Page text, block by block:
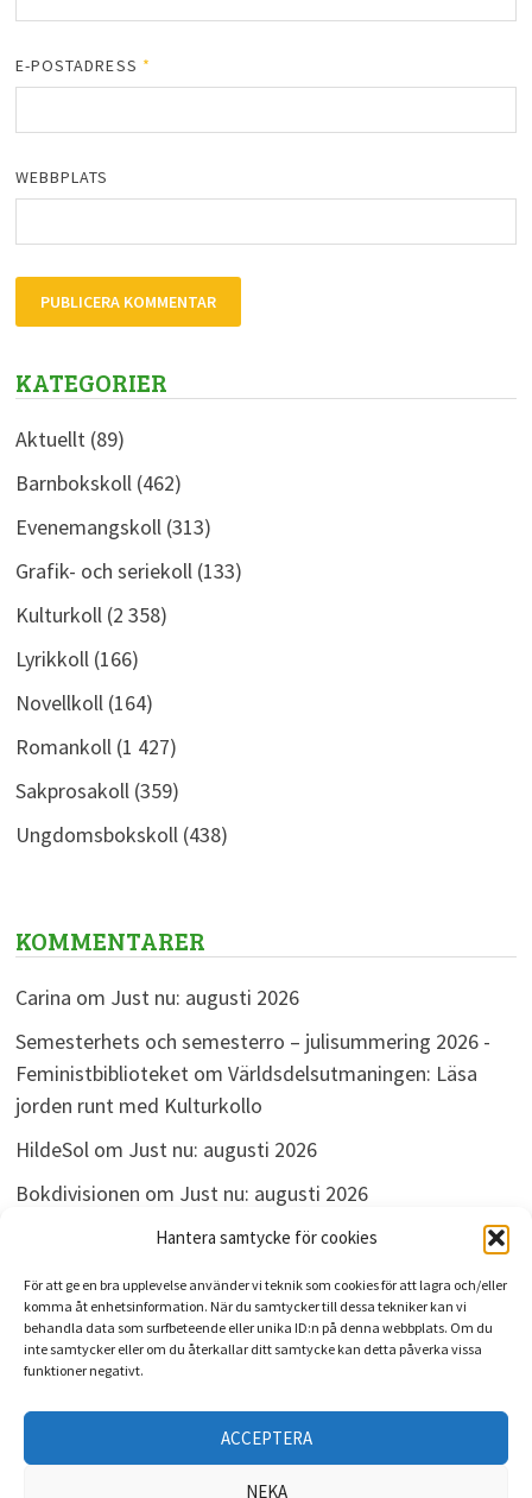
Hantera samtycke för cookies
För att ge en bra upplevelse använder vi teknik som cookies för att lagra och/eller
komma åt enhetsinformation. När du samtycker till dessa tekniker kan vi
behandla data som surfbeteende eller unika ID:n på denna webbplats. Om du
inte samtycker eller om du återkallar ditt samtycke kan detta påverka vissa
funktioner negativt.
ACCEPTERA
NEKA
E-POSTADRESS *
WEBBPLATS
KATEGORIER
Aktuellt (89)
Barnbokskoll (462)
Evenemangskoll (313)
Grafik- och seriekoll (133)
Kulturkoll (2 358)
Lyrikkoll (166)
Novellkoll (164)
Romankoll (1 427)
Sakprosakoll (359)
Ungdomsbokskoll (438)
KOMMENTARER
Carina om Just nu: augusti 2026
Semesterhets och semesterro – julisummering 2026 -
Feministbiblioteket om Världsdelsutmaningen: Läsa
jorden runt med Kulturkollo
HildeSol om Just nu: augusti 2026
Bokdivisionen om Just nu: augusti 2026
Just nu: augusti 2026
ARKIV